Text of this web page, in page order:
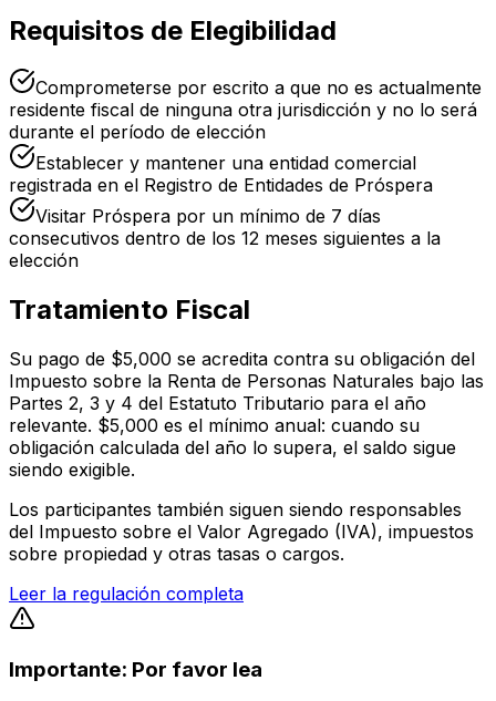
Requisitos de Elegibilidad
Comprometerse por escrito a que no es actualmente
residente fiscal de ninguna otra jurisdicción y no lo será
durante el período de elección
Establecer y mantener una entidad comercial
registrada en el Registro de Entidades de Próspera
Visitar Próspera por un mínimo de 7 días
consecutivos dentro de los 12 meses siguientes a la
elección
Tratamiento Fiscal
Su pago de $5,000 se acredita contra su obligación del
Impuesto sobre la Renta de Personas Naturales bajo las
Partes 2, 3 y 4 del Estatuto Tributario para el año
relevante. $5,000 es el mínimo anual: cuando su
obligación calculada del año lo supera, el saldo sigue
siendo exigible.
Los participantes también siguen siendo responsables
del Impuesto sobre el Valor Agregado (IVA), impuestos
sobre propiedad y otras tasas o cargos.
Leer la regulación completa
Importante: Por favor lea